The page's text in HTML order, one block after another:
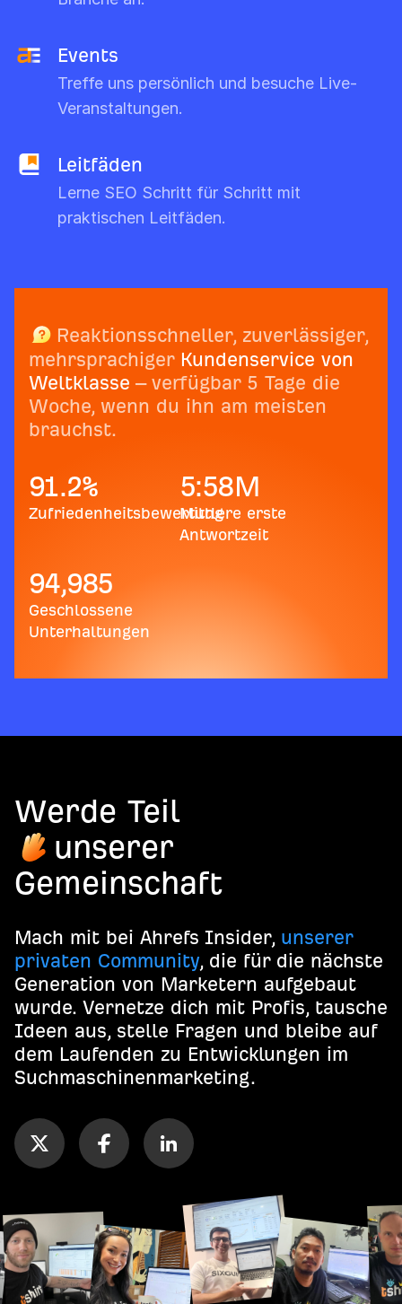
Events
Treffe uns persönlich und besuche Live-
Veranstaltungen.
Leitfäden
Lerne SEO Schritt für Schritt mit
praktischen Leitfäden.
Reaktionsschneller, zuverlässiger,
mehrsprachiger Kundenservice von
Weltklasse – verfügbar 5 Tage die
Woche, wenn du ihn am meisten
brauchst.
91.2%
Zufriedenheitsbewertung
5:58M
Mittlere erste
Antwortzeit
94,985
Geschlossene
Unterhaltungen
Werde Teil
unserer
Gemeinschaft
Mach mit bei Ahrefs Insider, unserer
privaten Community, die für die nächste
Generation von Marketern aufgebaut
wurde. Vernetze dich mit Profis, tausche
Ideen aus, stelle Fragen und bleibe auf
dem Laufenden zu Entwicklungen im
Suchmaschinenmarketing.